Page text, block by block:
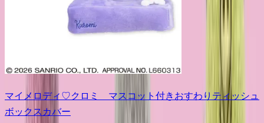
マイメロディ♡クロミ マスコット付きおすわりティッシュ
ボックスカバー